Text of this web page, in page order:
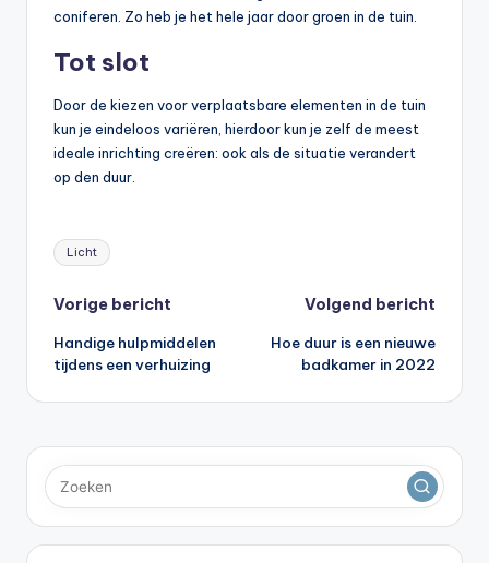
coniferen. Zo heb je het hele jaar door groen in de tuin.
Tot slot
Door de kiezen voor verplaatsbare elementen in de tuin
kun je eindeloos variëren, hierdoor kun je zelf de meest
ideale inrichting creëren: ook als de situatie verandert
op den duur.
Tags:
Licht
Bericht
navigatie
Vorige bericht
Handige hulpmiddelen
tijdens een verhuizing
Volgend bericht
Hoe duur is een nieuwe
badkamer in 2022